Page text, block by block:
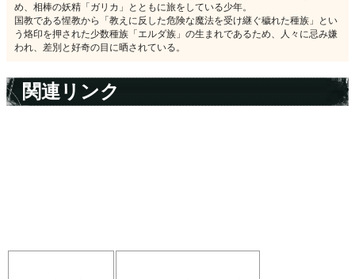
め、相棒の妖精「ガリカ」とともに旅をしている少年。
国教である惺教から「教えに反した危険な魔法を受け継ぐ穢れた種族」とい
う烙印を押された少数種族「エルダ族」の生まれであるため、人々に忌み嫌
われ、差別と好奇の目に晒されている。
関連リンク